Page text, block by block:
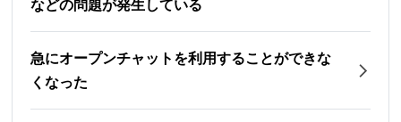
などの問題が発生している
急にオープンチャットを利用することができな
くなった